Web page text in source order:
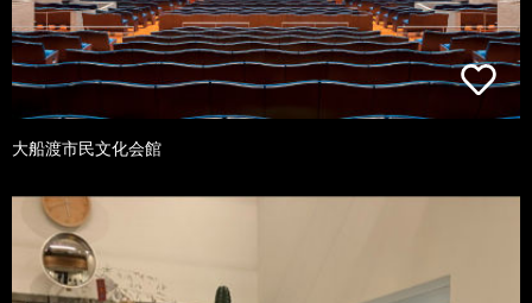
大船渡市民文化会館